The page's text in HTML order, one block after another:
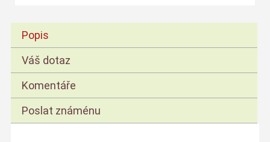
Popis
Váš dotaz
Komentáře
Poslat známénu